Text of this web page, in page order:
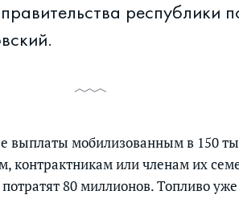
республики
выплаты мобилизованным в 150
контрактникам или членам их
80 миллионов. Топливо